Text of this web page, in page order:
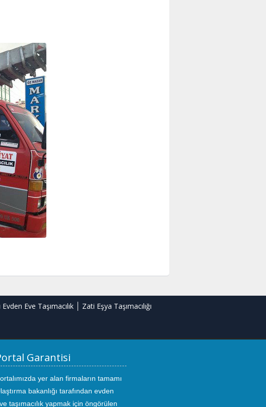
Eve Taşımacılık Zati Eşya Taşımacılığı
Garantisi
yer alan firmaların tamamı
bakanlığı tarafından evden
taşımacılık yapmak için öngörülen